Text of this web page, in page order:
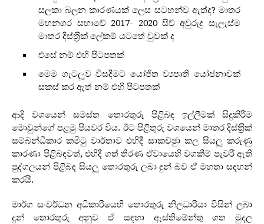
සලකා බලන කාරණයක් ලෙස සටහන්ව ඇත්ද? මාතර
මහනගර සභාවේ 2017- 2020 සිව් අවුරුදු සැලැස්ම
මාතර දිස්ත‍්‍රික් ලේකම් යටතේ වුවක් ද
එසේ නම් එහි පිටපතක්
මෙම ගැටලූ‍ව විසදීමට යෝජිත ව්‍යපෘති යෝජනාවක්
සකස් කර ඇත් නම් එහි පිටපතක්
ආදි වශයෙන් සමස්ත තොරතුරු පිළිබඳ ඉල්ලීමක් සිදුකිරීම
මොවුන්ගේ පළමු පියවර විය. ඊට පිළිතුරු වශයෙන් මාතර දිස්ත‍්‍රික්
සම්බන්ධීකාර කමිටු වාර්තාව එහිදී සාකච්ඡුා කල සියලූ‍ කරුණු
කාරණා පිළිබඳවත්, එහිදී ගත් තීරණ ඒවායෙහි වගකීම් පැවරී ඇති
පුද්ගලයන් පිළිබඳ සියලූ‍ තොරතුරු ලබා දුන් බව ඒ මහතා සඳහන්
කරයි.
මාර්ග සංවර්ධන අධිකාරියෙහි තොරතුරු නිලධාරියා විසින් ලබා
දුන් තොරතුරු අනුව ඒ සඳහා ඇස්තිමේන්තු ගත මුදල